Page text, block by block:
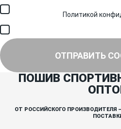
Политикой
ОТПРАВИТЬ
ПОШИВ
ОТ РОССИЙСКОГО ПРОИЗВОДИТЕЛЯ